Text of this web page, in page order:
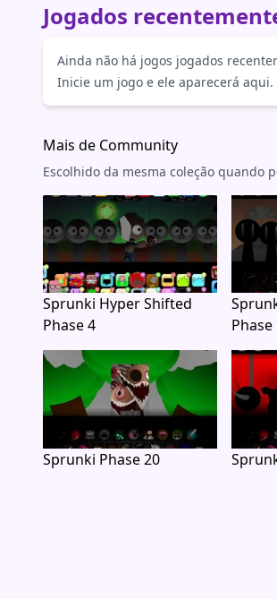
Jogados
Ainda não há jogos jogados
Inicie um jogo e ele aparecerá aqui.
Mais de Community
Escolhido da mesma coleção quando
Sprunki Hyper Shifted
Phase 4
Phase
Sprunki Phase 20